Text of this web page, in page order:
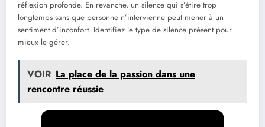
réflexion profonde. En revanche, un silence qui s’étire trop
longtemps sans que personne n’intervienne peut mener à un
sentiment d’inconfort. Identifiez le type de silence présent pour
mieux le gérer.
VOIR La place de la passion dans une
rencontre réussie